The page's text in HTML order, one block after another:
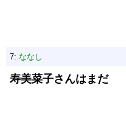
7: ななし
寿美菜子さんはまだ